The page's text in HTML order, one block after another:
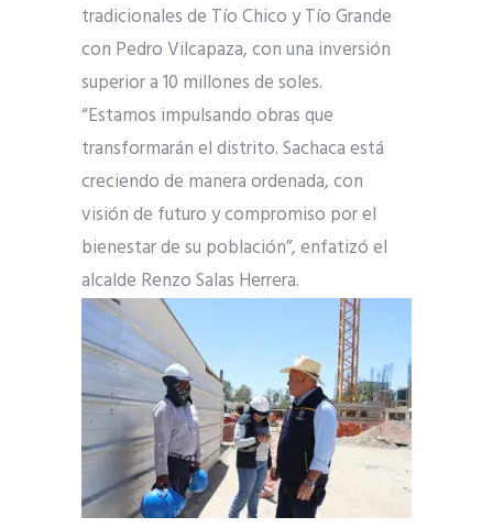
tradicionales de Tío Chico y Tío Grande
con Pedro Vilcapaza, con una inversión
superior a 10 millones de soles.
“Estamos impulsando obras que
transformarán el distrito. Sachaca está
creciendo de manera ordenada, con
visión de futuro y compromiso por el
bienestar de su población”, enfatizó el
alcalde Renzo Salas Herrera.